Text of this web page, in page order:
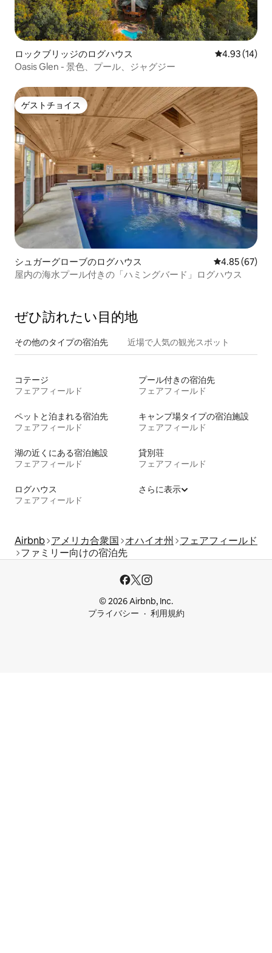
ロックブリッジのログハウス レビュー14
4.93 (14)
Oasis Glen - 景色、プール、ジャグジー
ゲストチョイス
ゲストチョイス
シュガーグローブのログハウス レビュー67
4.85 (67)
屋内の海水プール付きの「ハミングバード」ログハウス
ぜひ訪⁠れ⁠た⁠い目⁠的⁠地
その他のタ⁠イ⁠プ⁠の宿⁠泊⁠先 近場で人気の観光スポット
コテージ
フェアフィールド
プール付きの宿泊先
フェアフィールド
ペットと泊まれる宿泊先
フェアフィールド
キャンプ場タイプの宿泊施設
フェアフィールド
湖の近くにある宿泊施設
フェアフィールド
貸別荘
フェアフィールド
ログハウス
フェアフィールド
さらに表示
Airbnb アメリカ合衆国 オハイオ州
フェアフィールド
ファミリー向けの宿泊先
© 2026 Airbnb, Inc.
プライバシー
利用規約